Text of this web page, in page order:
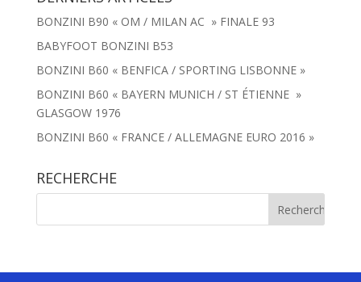
BONZINI B90 « OM / MILAN AC » FINALE 93
BABYFOOT BONZINI B53
BONZINI B60 « BENFICA / SPORTING LISBONNE »
BONZINI B60 « BAYERN MUNICH / ST ÉTIENNE »
GLASGOW 1976
BONZINI B60 « FRANCE / ALLEMAGNE EURO 2016 »
RECHERCHE